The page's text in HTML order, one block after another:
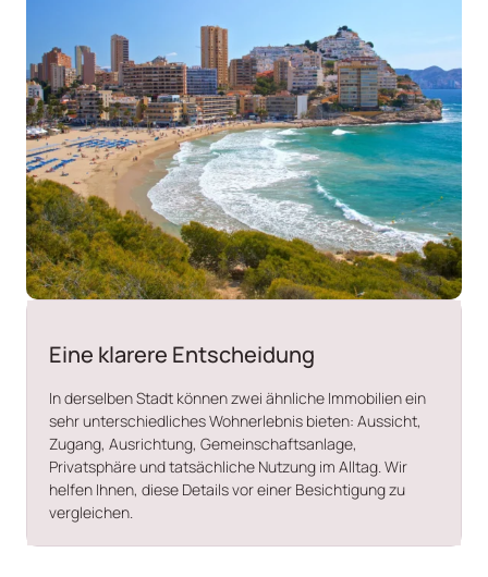
Eine klarere Entscheidung
In derselben Stadt können zwei ähnliche Immobilien ein
sehr unterschiedliches Wohnerlebnis bieten: Aussicht,
Zugang, Ausrichtung, Gemeinschaftsanlage,
Privatsphäre und tatsächliche Nutzung im Alltag. Wir
helfen Ihnen, diese Details vor einer Besichtigung zu
vergleichen.